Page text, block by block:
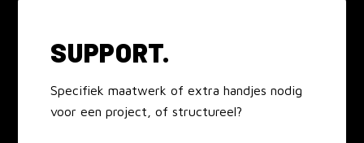
SUPPORT.
Specifiek maatwerk of extra handjes nodig
voor een project, of structureel?